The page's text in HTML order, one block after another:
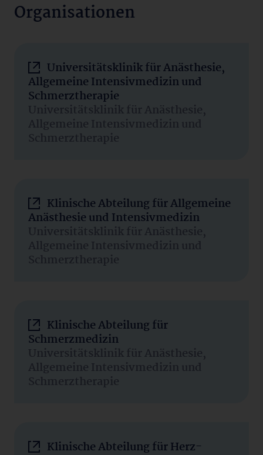
Organisationen
Universitätsklinik für Anästhesie,
Allgemeine Intensivmedizin und
Schmerztherapie
Universitätsklinik für Anästhesie,
Allgemeine Intensivmedizin und
Schmerztherapie
Klinische Abteilung für Allgemeine
Anästhesie und Intensivmedizin
Universitätsklinik für Anästhesie,
Allgemeine Intensivmedizin und
Schmerztherapie
Klinische Abteilung für
Schmerzmedizin
Universitätsklinik für Anästhesie,
Allgemeine Intensivmedizin und
Schmerztherapie
Klinische Abteilung für Herz-